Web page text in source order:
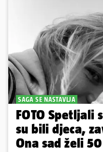
SAGA SE NASTAVLJA
FOTO Spetljali
su bili djeca,
Ona sad želi